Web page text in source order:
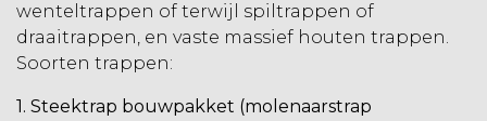
wenteltrappen of terwijl spiltrappen of
draaitrappen, en vaste massief houten trappen.
Soorten trappen:
1. Steektrap bouwpakket (molenaarstrap